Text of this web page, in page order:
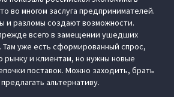
во многом заслуга предпринимателей.
и разломы создают возможности.
всего в замещении ушедших
уже есть сформированный спрос,
рынку и клиентам, но нужны новые
поставок. Можно заходить, брать
альтернативу.